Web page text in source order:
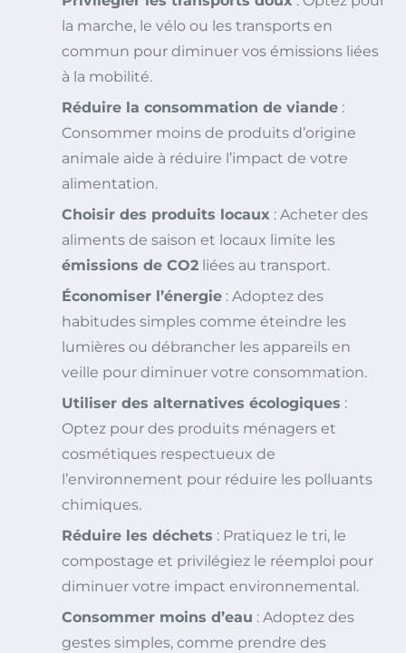
la marche, le vélo ou les transports en
commun pour diminuer vos émissions liées
à la mobilité.
Réduire la consommation de viande :
Consommer moins de produits d’origine
animale aide à réduire l’impact de votre
alimentation.
Choisir des produits locaux : Acheter des
aliments de saison et locaux limite les
émissions de CO2 liées au transport.
Économiser l’énergie : Adoptez des
habitudes simples comme éteindre les
lumières ou débrancher les appareils en
veille pour diminuer votre consommation.
Utiliser des alternatives écologiques :
Optez pour des produits ménagers et
cosmétiques respectueux de
l’environnement pour réduire les polluants
chimiques.
Réduire les déchets : Pratiquez le tri, le
compostage et privilégiez le réemploi pour
diminuer votre impact environnemental.
Consommer moins d’eau : Adoptez des
gestes simples, comme prendre des